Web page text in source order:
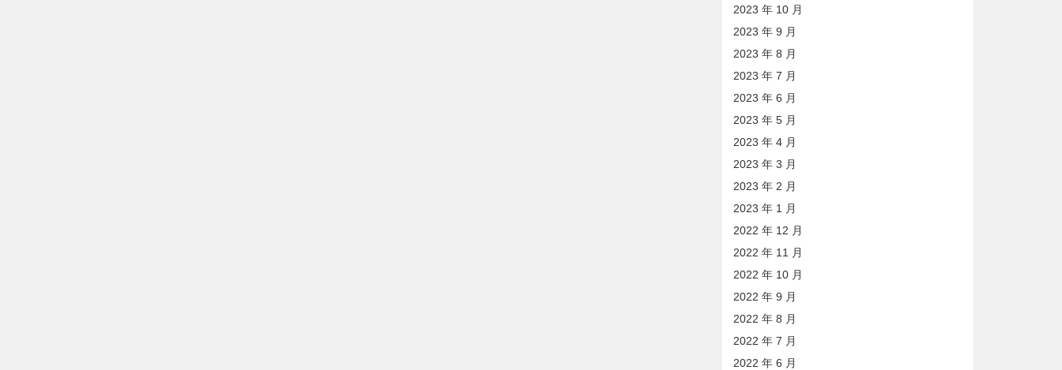
2023 年 10 月
2023 年 9 月
2023 年 8 月
2023 年 7 月
2023 年 6 月
2023 年 5 月
2023 年 4 月
2023 年 3 月
2023 年 2 月
2023 年 1 月
2022 年 12 月
2022 年 11 月
2022 年 10 月
2022 年 9 月
2022 年 8 月
2022 年 7 月
2022 年 6 月